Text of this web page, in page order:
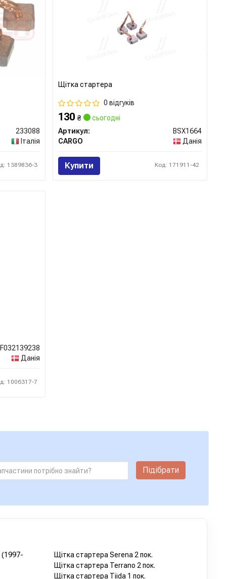
233088
Італія
1389836-3
Щітка стартера
0 відгуків
130₴
сьогодні
Артикул:
BSX1664
CARGO
Данія
Купити Код: 171911-42
F032139238
Данія
1006317-7
Підібрати
(1997-
Щітка стартера Serena 2 пок.
Щітка стартера Terrano 2 пок.
Щітка стартера Tiida 1 пок.